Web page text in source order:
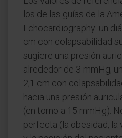
los de las guías de la
Echocardiography: un
cm con colapsabilidad
sugiere una presión
alrededor de 3 mmHg;
2,1 cm con
hacia una presión
(en torno a 15 mmHg).
perfecta (la obesidad,